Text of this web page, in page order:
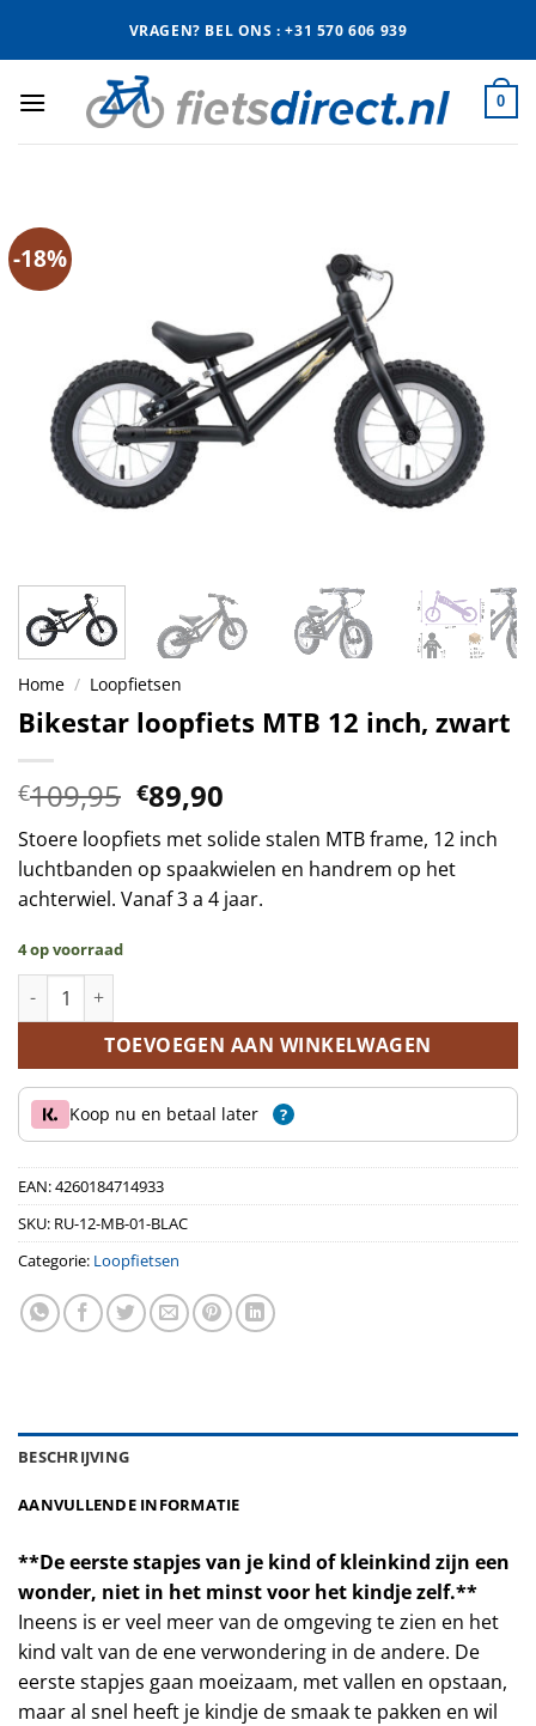
VRAGEN? BEL ONS : +31 570 606 939
0
-18%
Home / Loopfietsen
Bikestar loopfiets MTB 12 inch, zwart
€109,95 Oorspronkelijke
prijs
was:
€109,95.
€89,90
prijs
is:
€89,90.
Stoere loopfiets met solide stalen MTB frame, 12 inch
luchtbanden op spaakwielen en handrem op het
achterwiel. Vanaf 3 a 4 jaar.
4 op voorraad
Bikestar loopfiets MTB 12 inch, zwart aantal
TOEVOEGEN AAN WINKELWAGEN
Koop nu en betaal later ?
EAN:4260184714933
SKU: RU-12-MB-01-BLAC
Categorie: Loopfietsen
BESCHRIJVING
AANVULLENDE INFORMATIE
**De eerste stapjes van je kind of kleinkind zijn een
wonder, niet in het minst voor het kindje zelf.**
Ineens is er veel meer van de omgeving te zien en het
kind valt van de ene verwondering in de andere. De
eerste stapjes gaan moeizaam, met vallen en opstaan,
maar al snel heeft je kindje de smaak te pakken en wil